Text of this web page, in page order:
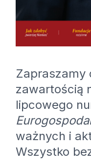
Zapraszamy
zawartością
lipcowego
ważnych i
Wszystko